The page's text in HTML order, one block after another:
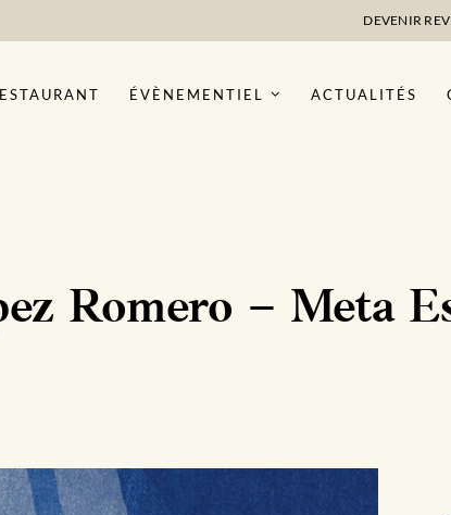
DEVENIR
ÉVÈNEMENTIEL ACTUALITÉS
Romero – Meta